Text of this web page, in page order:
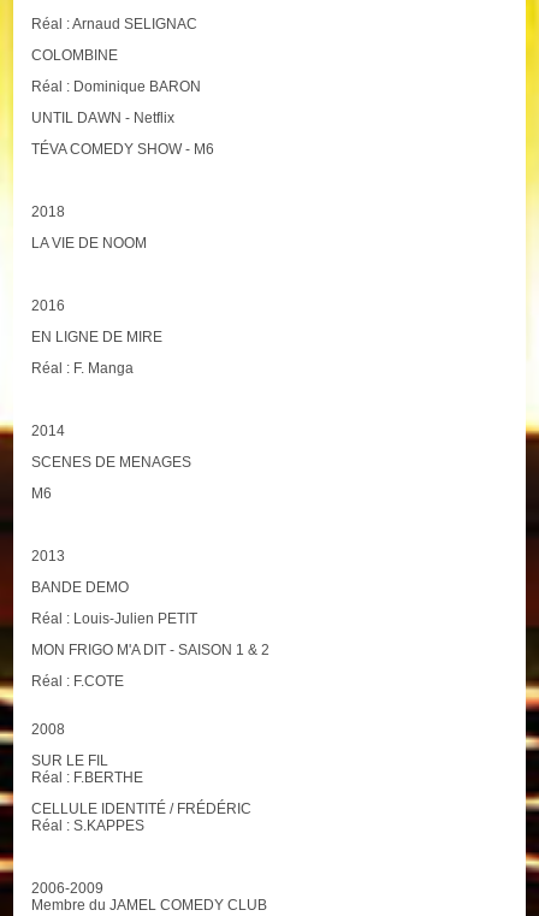
Réal : Arnaud SELIGNAC
COLOMBINE
Réal : Dominique BARON
UNTIL DAWN - Netflix
TÉVA COMEDY SHOW - M6
2018
LA VIE DE NOOM
2016
EN LIGNE DE MIRE
Réal : F. Manga
2014
SCENES DE MENAGES
M6
2013
BANDE DEMO
Réal : Louis-Julien PETIT
MON FRIGO M'A DIT - SAISON 1 & 2
Réal : F.COTE
2008
SUR LE FIL
Réal : F.BERTHE
CELLULE IDENTITÉ / FRÉDÉRIC
Réal : S.KAPPES
2006-2009
Membre du JAMEL COMEDY CLUB